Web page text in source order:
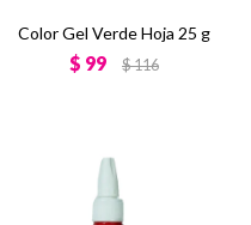
Color Gel Verde Hoja 25 g
$ 99 $116